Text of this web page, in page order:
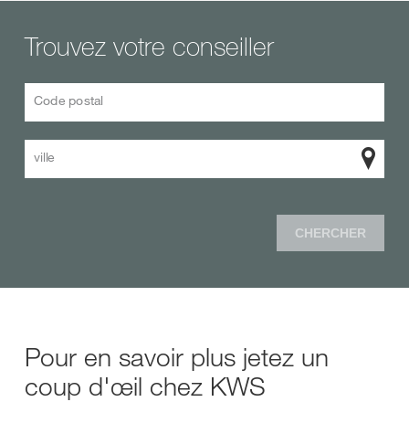
Trouvez votre conseiller
Code postal
ville
CHERCHER
Pour en savoir plus jetez un
coup d'œil chez KWS